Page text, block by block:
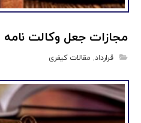
مجازات جعل وکالت نامه
قرارداد, مقالات کیفری